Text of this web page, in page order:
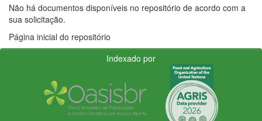
Não há documentos disponíveis no repositório de acordo com a
sua solicitação.
Página inicial do repositório
Indexado por